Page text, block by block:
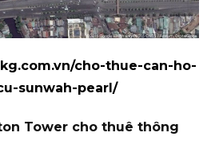
cho-thue-can-ho-
sunwah-pearl/
Tower cho thuê thông